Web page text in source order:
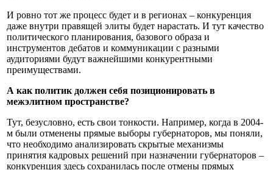
И ровно тот же процесс будет и в регионах – конкуренция
даже внутри правящей элиты будет нарастать. И тут качество
политического планирования, базового образа и
инструментов дебатов и коммуникации с разными
аудиториями будут важнейшими конкурентными
преимуществами.
А как политик должен себя позиционировать в
межэлитном пространстве?
Тут, безусловно, есть свои тонкости. Например, когда в 2004-
м были отменены прямые выборы губернаторов, мы поняли,
что необходимо анализировать скрытые механизмы
принятия кадровых решений при назначении губернаторов –
конкуренция здесь сохранилась после отмены прямых